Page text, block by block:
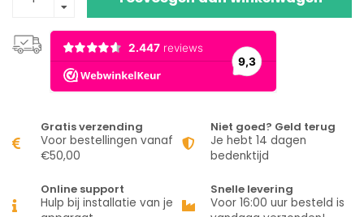
Gratis verzending
Voor bestellingen vanaf
€50,00
Niet goed? Geld terug
Je hebt 14 dagen
bedenktijd
Online support
Hulp bij installatie van je
Snelle levering
Voor 16:00 uur besteld is